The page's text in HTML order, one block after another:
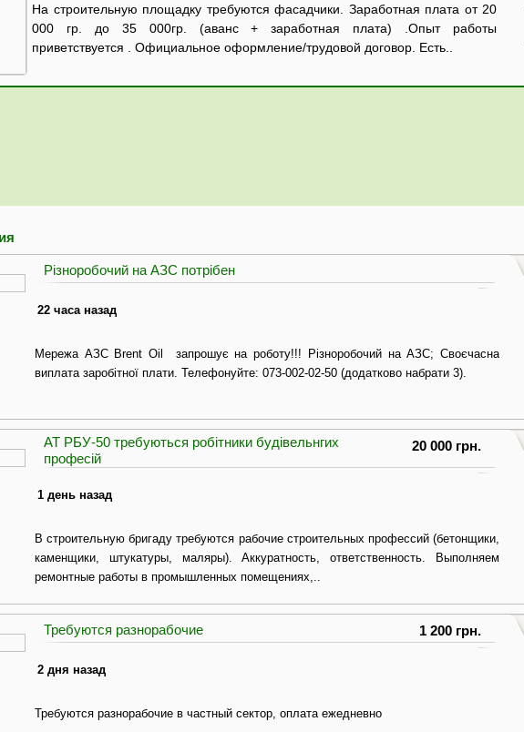
На строительную площадку требуются фасадчики. Заработная плата от 20
000 гр. до 35 000гр. (аванс + заработная плата) .Опыт работы
приветствуется . Официальное оформление/трудовой договор. Есть..
Різноробочий на АЗС потрібен
22 часа назад
Мережа АЗС Brent Oil запрошує на роботу!!! Різноробочий на АЗС; Своєчасна
виплата заробітної плати. Телефонуйте: 073-002-02-50 (додатково набрати 3).
АТ РБУ-50 требуються робітники будівельнгих
професій
20 000 грн.
1 день назад
В строительную бригаду требуются рабочие строительных профессий (бетонщики,
каменщики, штукатуры, маляры). Аккуратность, ответственность. Выполняем
ремонтные работы в промышленных помещениях,..
Требуются разнорабочие 1 200 грн.
2 дня назад
Требуются разнорабочие в частный сектор, оплата ежедневно